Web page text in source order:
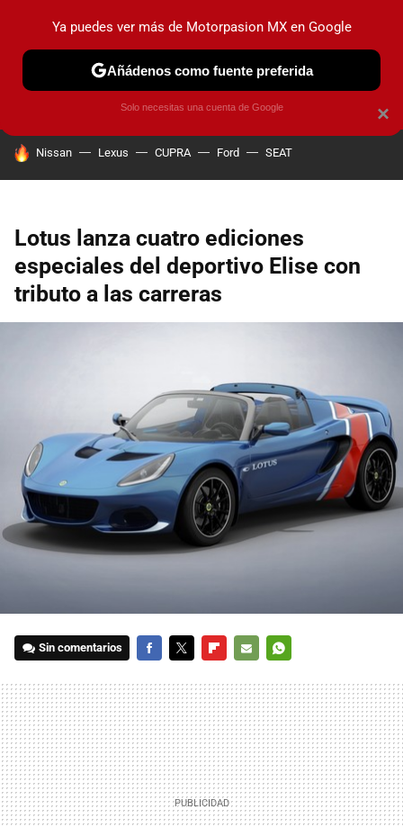
PRUEBAS INDUSTRIA HOY NO CIRCULA
HOY SE HABLA DE
Nissan Lexus CUPRA Ford SEAT
Lotus lanza cuatro ediciones
especiales del deportivo Elise con
tributo a las carreras
Sin comentarios
MAIL
×
Ya puedes ver más de Motorpasion MX en Google
Añádenos como fuente preferida
Solo necesitas una cuenta de Google